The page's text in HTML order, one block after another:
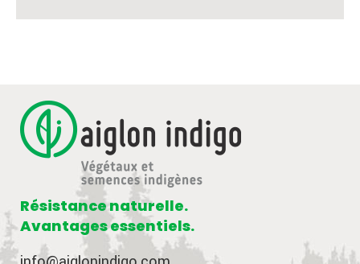
Résistance naturelle.
Avantages essentiels.